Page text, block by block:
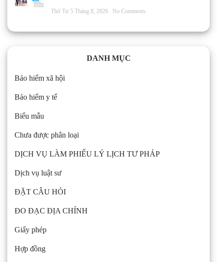
Thứ Tư 5 Tháng 8, 2026 No Comments
DANH MỤC
Bảo hiểm xã hội
Bảo hiểm y tế
Biểu mẫu
Chưa được phân loại
DỊCH VỤ LÀM PHIẾU LÝ LỊCH TƯ PHÁP
Dịch vụ luật sư
ĐẶT CÂU HỎI
ĐO ĐẠC ĐỊA CHÍNH
Giấy phép
Hợp đồng